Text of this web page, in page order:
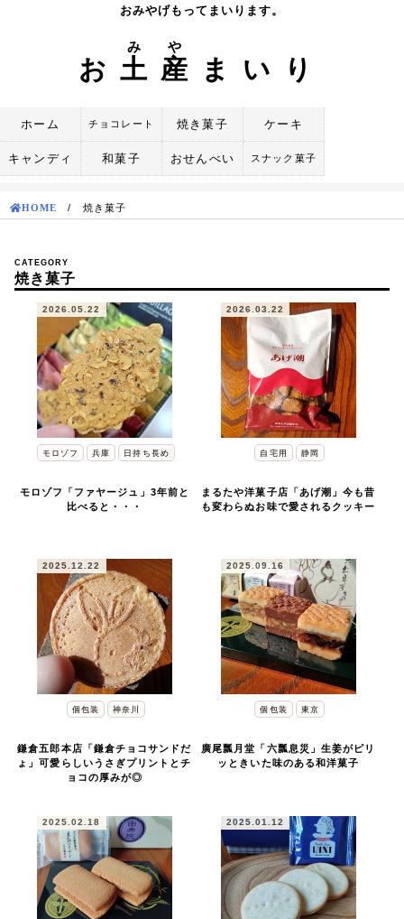
おみやげもってまいります。
お 土
み
産
や
まいり
ホーム チョコレート 焼き菓子 ケーキ
キャンディ 和菓子 おせんべい スナック菓子
HOME / 焼き菓子
CATEGORY
焼き菓子
2026.05.22
モロゾフ 兵庫 日持ち長め
モロゾフ「ファヤージュ」3年前と
比べると・・・
2026.03.22
自宅用 静岡
まるたや洋菓子店「あげ潮」今も昔
も変わらぬお味で愛されるクッキー
2025.12.22
個包装 神奈川
鎌倉五郎本店「鎌倉チョコサンドだ
ょ」可愛らしいうさぎプリントとチ
ョコの厚みが◎
2025.09.16
個包装 東京
廣尾瓢月堂「六瓢息災」生姜がピリ
ッときいた味のある和洋菓子
2025.02.18 2025.01.12